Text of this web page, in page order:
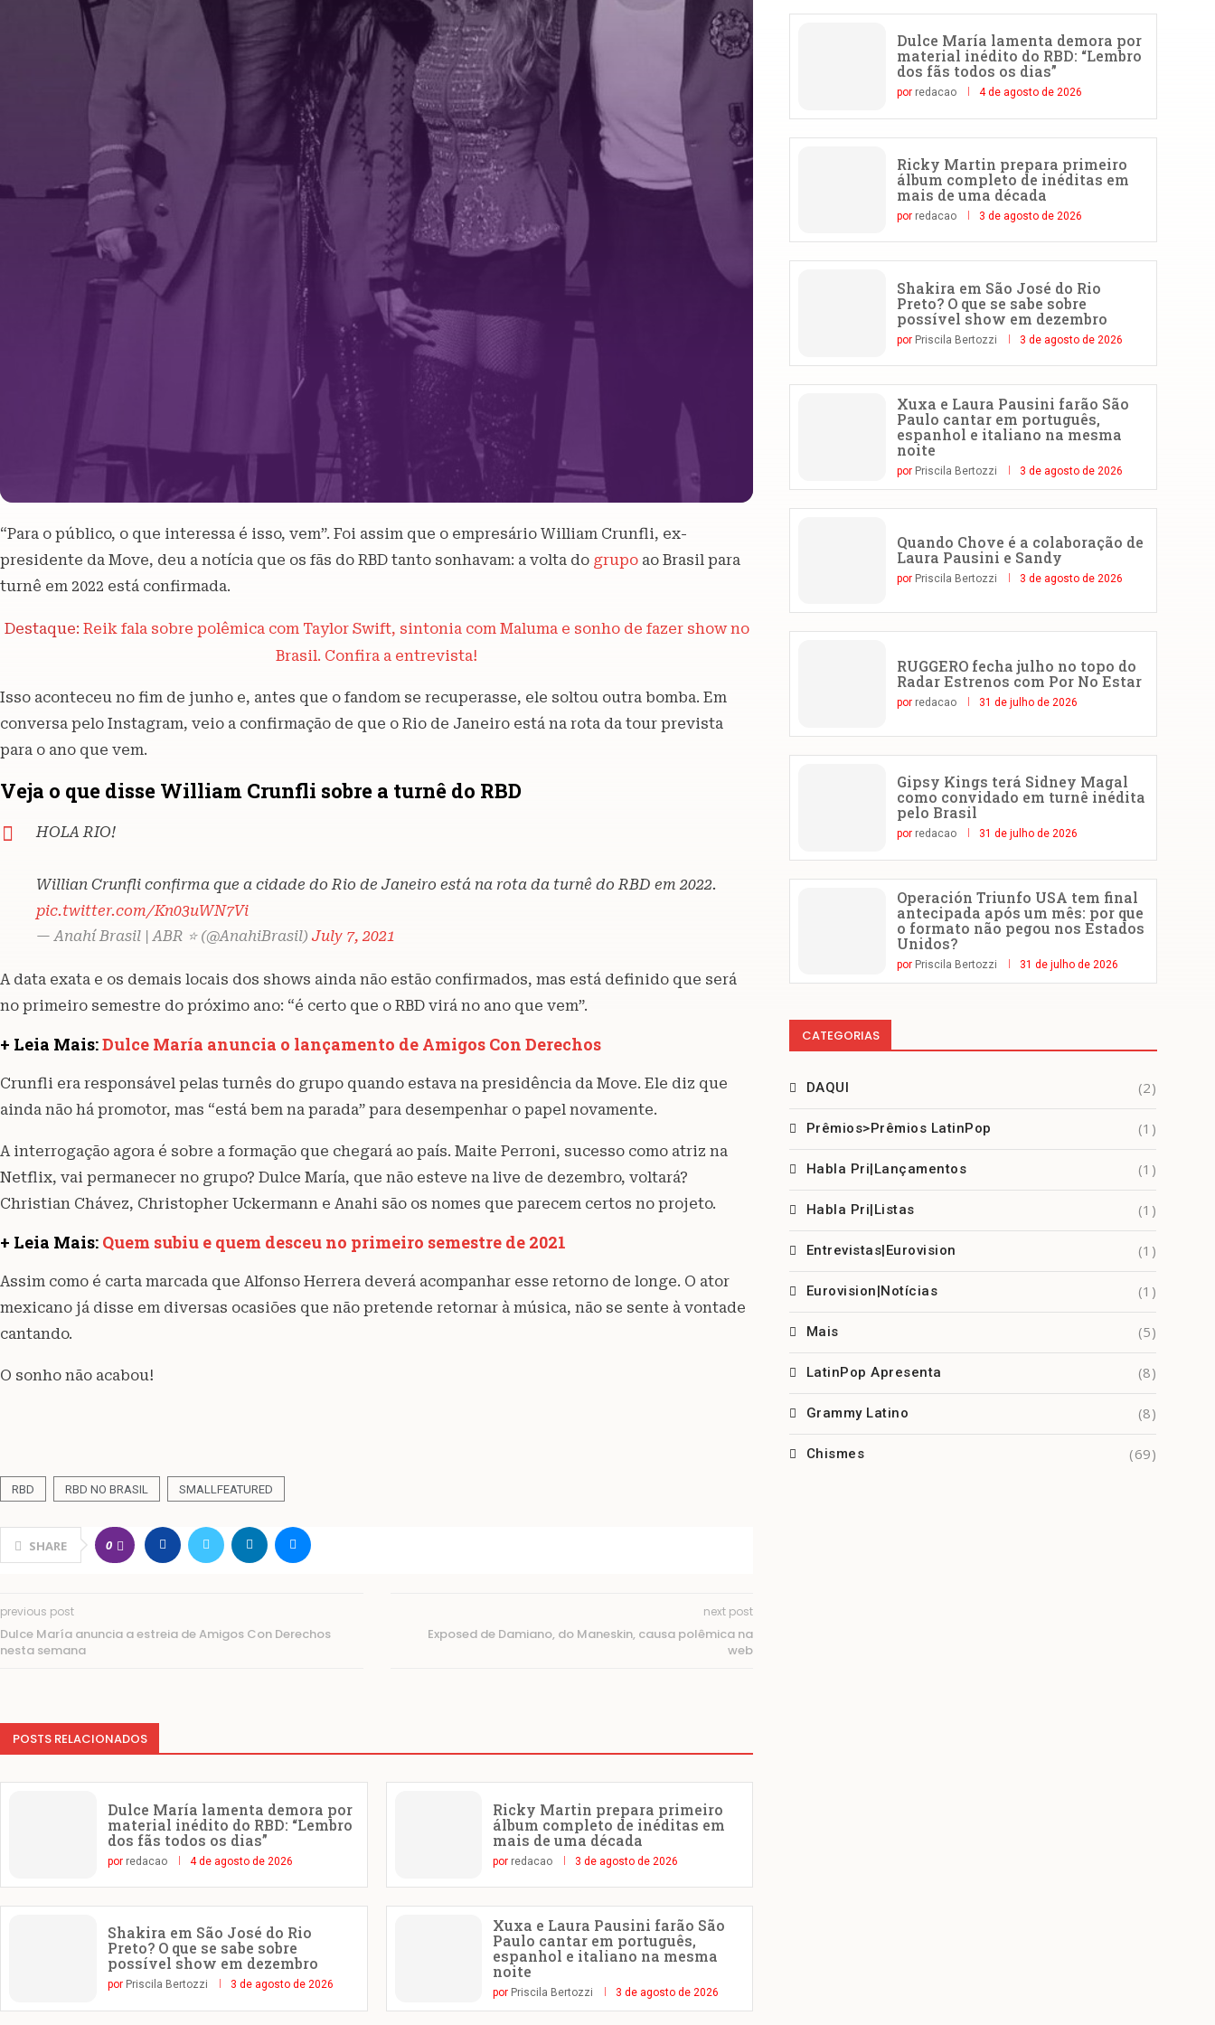
“Para o público, o que interessa é isso, vem”. Foi assim que o empresário William Crunfli, ex-
presidente da Move, deu a notícia que os fãs do RBD tanto sonhavam: a volta do grupo ao Brasil para
turnê em 2022 está confirmada.
Destaque: Reik fala sobre polêmica com Taylor Swift, sintonia com Maluma e sonho de fazer show no
Brasil. Confira a entrevista!
Isso aconteceu no fim de junho e, antes que o fandom se recuperasse, ele soltou outra bomba. Em
conversa pelo Instagram, veio a confirmação de que o Rio de Janeiro está na rota da tour prevista
para o ano que vem.
Veja o que disse William Crunfli sobre a turnê do RBD
HOLA RIO!
Willian Crunfli confirma que a cidade do Rio de Janeiro está na rota da turnê do RBD em 2022.
pic.twitter.com/Kn03uWN7Vi
— Anahí Brasil | ABR ⭐ (@AnahiBrasil) July 7, 2021
A data exata e os demais locais dos shows ainda não estão confirmados, mas está definido que será
no primeiro semestre do próximo ano: “é certo que o RBD virá no ano que vem”.
+ Leia Mais:Dulce María anuncia o lançamento de Amigos Con Derechos
Crunfli era responsável pelas turnês do grupo quando estava na presidência da Move. Ele diz que
ainda não há promotor, mas “está bem na parada” para desempenhar o papel novamente.
A interrogação agora é sobre a formação que chegará ao país. Maite Perroni, sucesso como atriz na
Netflix, vai permanecer no grupo? Dulce María, que não esteve na live de dezembro, voltará?
Christian Chávez, Christopher Uckermann e Anahi são os nomes que parecem certos no projeto.
+ Leia Mais: Quem subiu e quem desceu no primeiro semestre de 2021
Assim como é carta marcada que Alfonso Herrera deverá acompanhar esse retorno de longe. O ator
mexicano já disse em diversas ocasiões que não pretende retornar à música, não se sente à vontade
cantando.
O sonho não acabou!
RBD RBD NO BRASIL SMALLFEATURED
SHARE 0
previous post
Dulce María anuncia a estreia de Amigos Con Derechos
nesta semana
next post
Exposed de Damiano, do Maneskin, causa polêmica na
web
POSTS RELACIONADOS
Dulce María lamenta demora por
material inédito do RBD: “Lembro
dos fãs todos os dias”
por redacao 4 de agosto de 2026
Ricky Martin prepara primeiro
álbum completo de inéditas em
mais de uma década
por redacao 3 de agosto de 2026
Shakira em São José do Rio
Preto? O que se sabe sobre
possível show em dezembro
por Priscila Bertozzi 3 de agosto de 2026
Xuxa e Laura Pausini farão São
Paulo cantar em português,
espanhol e italiano na mesma
noite
por Priscila Bertozzi 3 de agosto de 2026
Dulce María lamenta demora por
material inédito do RBD: “Lembro
dos fãs todos os dias”
por redacao 4 de agosto de 2026
Ricky Martin prepara primeiro
álbum completo de inéditas em
mais de uma década
por redacao 3 de agosto de 2026
Shakira em São José do Rio
Preto? O que se sabe sobre
possível show em dezembro
por Priscila Bertozzi 3 de agosto de 2026
Xuxa e Laura Pausini farão São
Paulo cantar em português,
espanhol e italiano na mesma
noite
por Priscila Bertozzi 3 de agosto de 2026
Quando Chove é a colaboração de
Laura Pausini e Sandy
por Priscila Bertozzi 3 de agosto de 2026
RUGGERO fecha julho no topo do
Radar Estrenos com Por No Estar
por redacao 31 de julho de 2026
Gipsy Kings terá Sidney Magal
como convidado em turnê inédita
pelo Brasil
por redacao 31 de julho de 2026
Operación Triunfo USA tem final
antecipada após um mês: por que
o formato não pegou nos Estados
Unidos?
por Priscila Bertozzi 31 de julho de 2026
CATEGORIAS
DAQUI (2)
Prêmios>Prêmios LatinPop (1)
Habla Pri|Lançamentos (1)
Habla Pri|Listas (1)
Entrevistas|Eurovision (1)
Eurovision|Notícias (1)
Mais (5)
LatinPop Apresenta (8)
Grammy Latino (8)
Chismes (69)